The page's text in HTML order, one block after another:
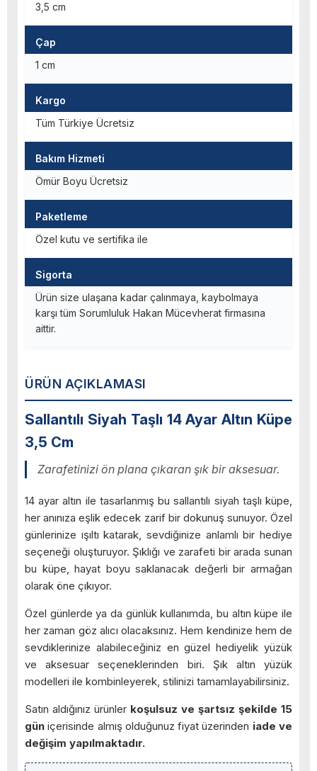
ÜRÜN AÇIKLAMASI
Sallantılı Siyah Taşlı 14 Ayar Altın Küpe
3,5 Cm
Zarafetinizi ön plana çıkaran şık bir aksesuar.
14 ayar altın ile tasarlanmış bu sallantılı siyah taşlı küpe,
her anınıza eşlik edecek zarif bir dokunuş sunuyor. Özel
günlerinize ışıltı katarak, sevdiğinize anlamlı bir hediye
seçeneği oluşturuyor. Şıklığı ve zarafeti bir arada sunan
bu küpe, hayat boyu saklanacak değerli bir armağan
olarak öne çıkıyor.
Özel günlerde ya da günlük kullanımda, bu altın küpe ile
her zaman göz alıcı olacaksınız. Hem kendinize hem de
sevdiklerinize alabileceğiniz en güzel hediyelik yüzük
ve aksesuar seçeneklerinden biri. Şık altın yüzük
modelleri ile kombinleyerek, stilinizi tamamlayabilirsiniz.
Satın aldığınız ürünler koşulsuz ve şartsız şekilde 15
gün içerisinde almış olduğunuz fiyat üzerinden iade ve
değişim yapılmaktadır.
3,5 cm
Çap
1 cm
Kargo
Tüm Türkiye Ücretsiz
Bakım Hizmeti
Ömür Boyu Ücretsiz
Paketleme
Özel kutu ve sertifika ile
Sigorta
Ürün size ulaşana kadar çalınmaya, kaybolmaya
karşı tüm Sorumluluk Hakan Mücevherat firmasına
aittir.